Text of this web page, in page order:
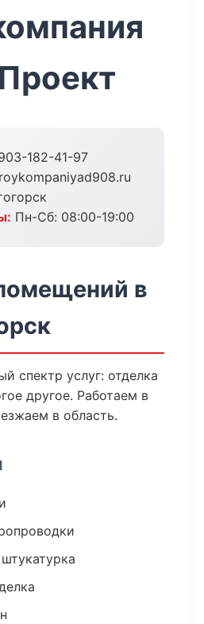
182-41-97
Пн-Сб: 08:00-19:00
в
спектр услуг: отделка
другое. Работаем в
в область.